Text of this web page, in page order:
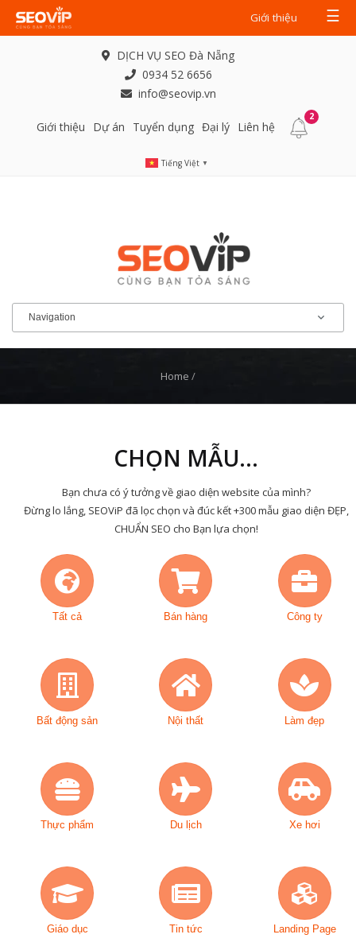
Giới thiệu ☰
DỊCH VỤ SEO Đà Nẵng
0934 52 6656
info@seovip.vn
Giới thiệu Dự án Tuyển dụng Đại lý Liên hệ
2
Tiếng Việt ▼
Home /
CHỌN MẪU...
Bạn chưa có ý tưởng về giao diện website của mình?
Đừng lo lắng, SEOViP đã lọc chọn và đúc kết +300 mẫu giao diện ĐẸP,
CHUẨN SEO cho Bạn lựa chọn!
Tất cả Bán hàng Công ty
Bất động sản Nội thất Làm đẹp
Thực phẩm Du lịch Xe hơi
Giáo dục Tin tức Landing Page